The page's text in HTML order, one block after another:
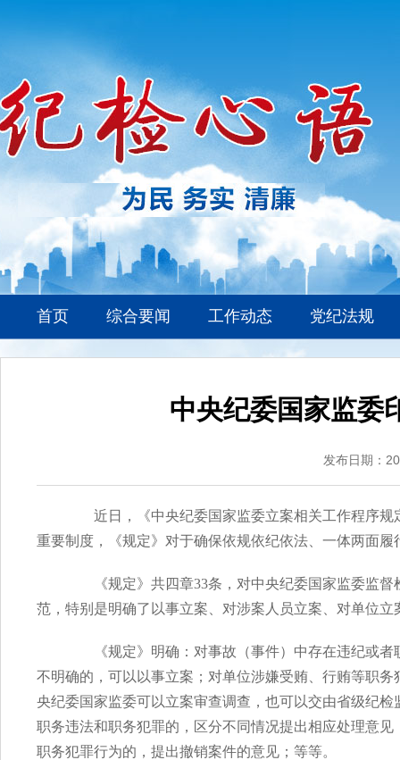
首页 综合要闻 工作动态 党纪法规
中央纪委国家监委
发布日期：
近日，《中央纪委国家监委立案相关工作程序规
重要制度，《规定》对于确保依规依纪依法、一体两面
《规定》共四章33条，对中央纪委国家监委监督
范，特别是明确了以事立案、对涉案人员立案、对单位
《规定》明确：对事故（事件）中存在违纪或者
不明确的，可以以事立案；对单位涉嫌受贿、行贿等职
央纪委国家监委可以立案审查调查，也可以交由省级纪
职务违法和职务犯罪的，区分不同情况提出相应处理意
职务犯罪行为的，提出撤销案件的意见；等等。